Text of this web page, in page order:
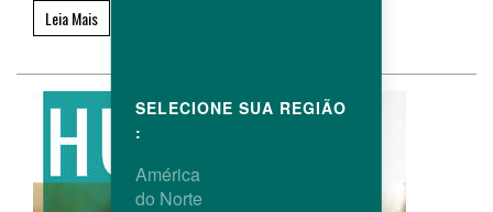
Leia Mais
SELECIONE SUA REGIÃO
:
América
do Norte